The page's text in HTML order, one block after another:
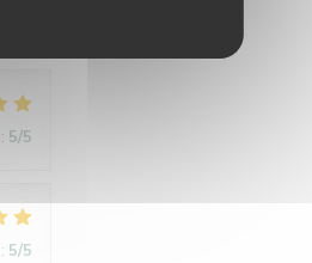
: 5/5
: 5/5